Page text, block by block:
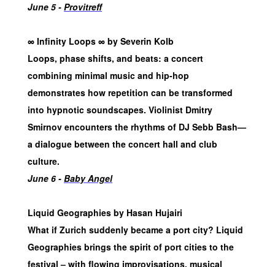
June 5 - Provitreff
∞ Infinity Loops ∞ by Severin Kolb
Loops, phase shifts, and beats: a concert
combining minimal music and hip-hop
demonstrates how repetition can be transformed
into hypnotic soundscapes. Violinist Dmitry
Smirnov encounters the rhythms of DJ Sebb Bash—
a dialogue between the concert hall and club
culture.
June 6 - Baby Angel
Liquid Geographies by Hasan Hujairi
What if Zurich suddenly became a port city? Liquid
Geographies brings the spirit of port cities to the
festival – with flowing improvisations, musical